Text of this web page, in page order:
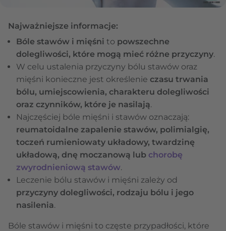
Najważniejsze informacje:
Bóle stawów i mięśni to powszechne
dolegliwości, które mogą mieć różne przyczyny.
W celu ustalenia przyczyny bólu stawów oraz
mięśni konieczne jest określenie czasu trwania
bólu, umiejscowienia, charakteru dolegliwości
oraz czynników, które je nasilają.
Najczęściej bóle mięśni i stawów oznaczają:
reumatoidalne zapalenie stawów, polimialgię,
toczeń rumieniowaty układowy, twardzinę
układową, dnę moczanową lub chorobę
zwyrodnieniową stawów.
Leczenie bólu stawów i mięśni zależy od
przyczyny dolegliwości, rodzaju bólu i jego
nasilenia.
Bóle stawów i mięśni to częste przypadłości, które